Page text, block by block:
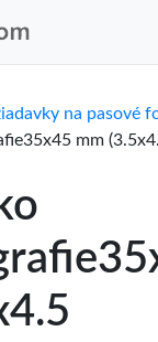
na pasové
mm